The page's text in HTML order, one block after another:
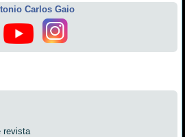
Carlos Gaio
revista